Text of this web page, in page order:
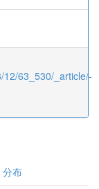
12/63_530/_article/-
分布